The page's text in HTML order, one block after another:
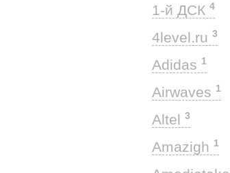
1-й ДСК 4
4level.ru 3
Adidas 1
Airwaves 1
Altel 3
Amazigh 1